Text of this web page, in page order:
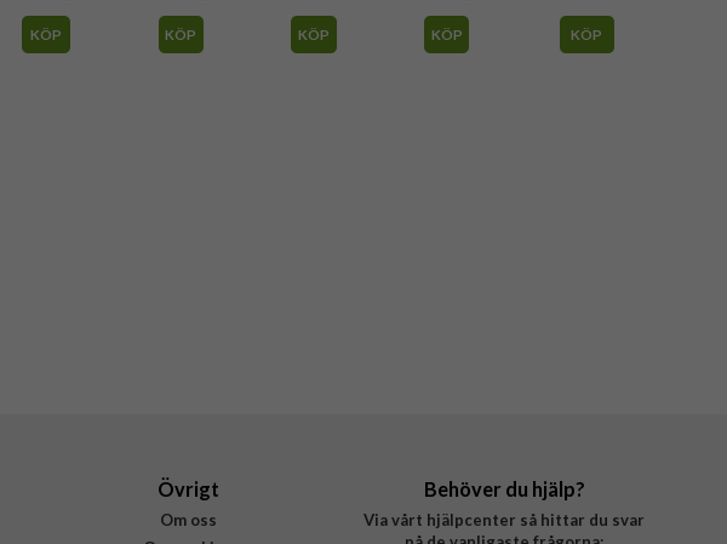
KÖP KÖP KÖP KÖP KÖP
Övrigt
Om oss
Behöver du hjälp?
Via vårt hjälpcenter så hittar du svar